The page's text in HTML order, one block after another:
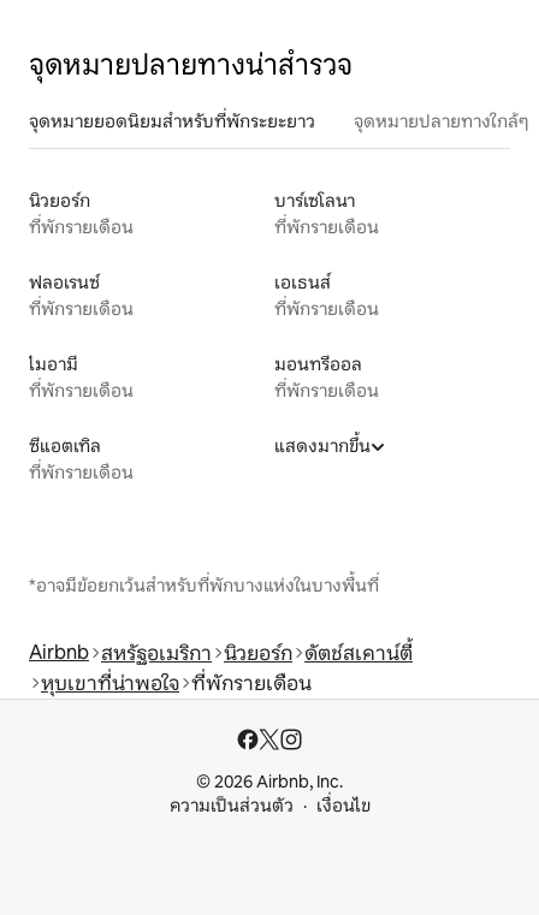
จุดหมายปลายทางน่าสำรวจ
จุดหมายยอดนิยมสำหรับที่พักระยะยาว จุดหมายปลายทางใกล้ๆ
นิวยอร์ก
ที่พักรายเดือน
บาร์เซโลนา
ที่พักรายเดือน
ฟลอเรนซ์
ที่พักรายเดือน
เอเธนส์
ที่พักรายเดือน
ไมอามี
ที่พักรายเดือน
มอนทรีออล
ที่พักรายเดือน
ซีแอตเทิล
ที่พักรายเดือน
แสดงมากขึ้น
*อาจมีข้อยกเว้นสำหรับที่พักบางแห่งในบางพื้นที่
Airbnb สหรัฐอเมริกา นิวยอร์ก ดัตช์สเคาน์ตี้
หุบเขาที่น่าพอใจ ที่พักรายเดือน
© 2026 Airbnb, Inc.
ความเป็นส่วนตัว
เงื่อนไข